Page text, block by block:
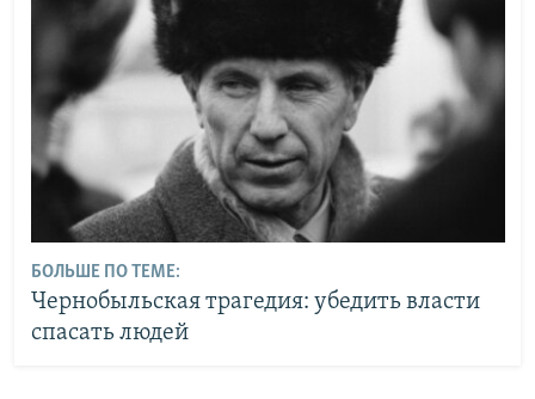
БОЛЬШЕ ПО ТЕМЕ:
Чернобыльская трагедия: убедить власти
спасать людей